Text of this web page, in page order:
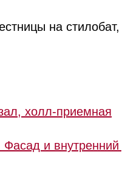
на
холл-приемная
и внутренний